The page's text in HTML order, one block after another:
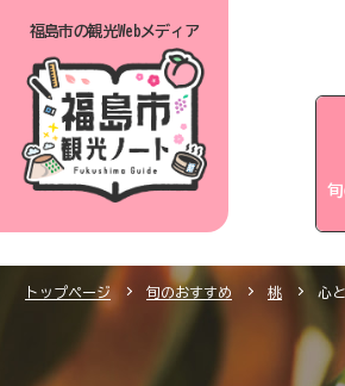
福島市の観光Webメディア
トップページ 旬のおすすめ 桃 心